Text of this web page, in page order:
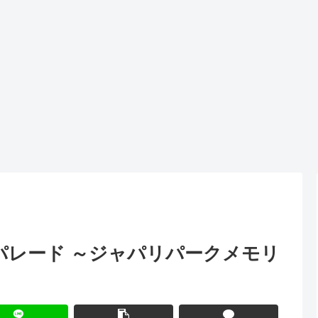
ード ～ジャパリパークメモリ